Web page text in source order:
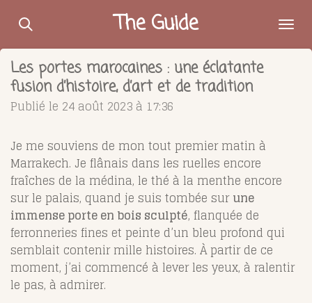
Passer
contenu
principal
The Guide
Les portes marocaines : une éclatante
fusion d’histoire, d’art et de tradition
Publié le 24 août 2023 à 17:36
Je me souviens de mon tout premier matin à
Marrakech. Je flânais dans les ruelles encore
fraîches de la médina, le thé à la menthe encore
sur le palais, quand je suis tombée surune
immense porte en bois sculpté, flanquée de
ferronneries fines et peinte d’un bleu profond qui
semblait contenir mille histoires. À partir de ce
moment, j’ai commencé à lever les yeux, à ralentir
le pas, à admirer.